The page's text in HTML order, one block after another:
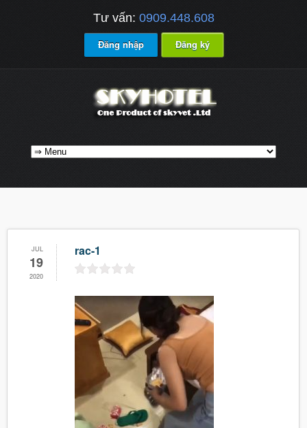
Tư vấn: 0909.448.608
Đăng nhập Đăng ký
JUL
19
2020
rac-1